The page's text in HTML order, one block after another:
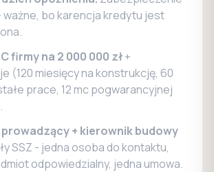
ważne, bo karencja kredytu jest
firmy na 2 000 000 zł+
(120 miesięcy na konstrukcję, 60
prace, 12 mc pogwarancyjnej
+ kierownik budowy
SSZ - jedna osoba do kontaktu,
odpowiedzialny, jedna umowa.